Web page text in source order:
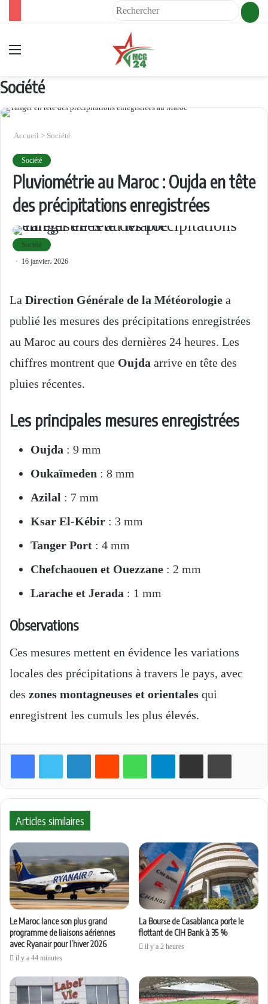
Société
Accueil > Société
Société
Pluviométrie au Maroc : Oujda en tête
des précipitations enregistrées
Société
16 janvier، 2026
La Direction Générale de la Météorologie a
publié les mesures des précipitations enregistrées
au Maroc au cours des dernières 24 heures. Les
chiffres montrent que Oujda arrive en tête des
pluies récentes.
Les principales mesures enregistrées
Oujda : 9 mm
Oukaïmeden : 8 mm
Azilal : 7 mm
Ksar El-Kébir : 3 mm
Tanger Port : 4 mm
Chefchaouen et Ouezzane : 2 mm
Larache et Jerada : 1 mm
Observations
Ces mesures mettent en évidence les variations
locales des précipitations à travers le pays, avec
des zones montagneuses et orientales qui
enregistrent les cumuls les plus élevés.
Telegram
Articles similaires
Le Maroc lance son plus grand
programme de liaisons aériennes
avec Ryanair pour l’hiver 2026
il y a 44 minutes
La Bourse de Casablanca porte le
flottant de CIH Bank à 35 %
il y a 2 heures